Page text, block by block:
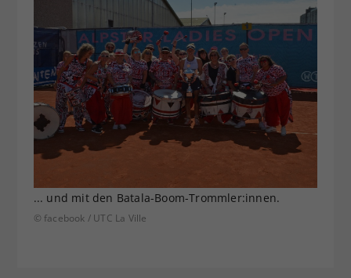
... und mit den Batala-Boom-Trommler:innen.
© facebook / UTC La Ville